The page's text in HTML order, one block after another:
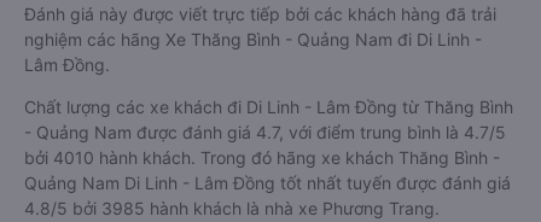
Đánh giá này được viết trực tiếp bởi các khách hàng đã trải
nghiệm các hãng Xe Thăng Bình - Quảng Nam đi Di Linh -
Lâm Đồng.
Chất lượng các xe khách đi Di Linh - Lâm Đồng từ Thăng Bình
- Quảng Nam được đánh giá 4.7, với điểm trung bình là 4.7/5
bởi 4010 hành khách. Trong đó hãng xe khách Thăng Bình -
Quảng Nam Di Linh - Lâm Đồng tốt nhất tuyến được đánh giá
4.8/5 bởi 3985 hành khách là nhà xe Phương Trang.